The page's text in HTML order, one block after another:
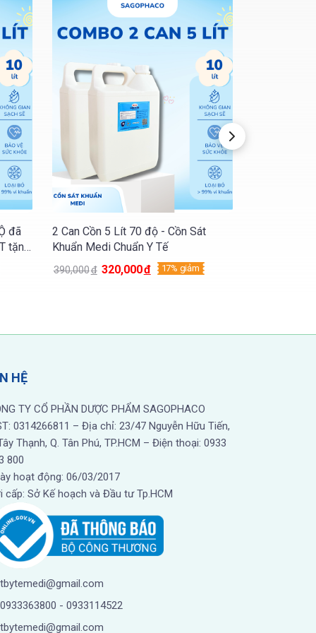
dụng cụ, bề mặt cần diệt khuẩn trong thời
Ethanol.
chất thải gây hại.
phẩm.
bệnh viện.
và gia đình. Dưới đây là một số lưu ý khi
cho vi khuẩn phát triển.
sử dụng các loại bình chứa dễ vỡ hoặc
đã
tặng
2 Can Cồn 5 Lít 70 độ - Cồn Sát
Khuẩn Medi Chuẩn Y Tế
390,000đ 320,000đ 17% giảm
HỆ
TY CỔ PHẦN DƯỢC PHẨM SAGOPHACO
0314266811 – Địa chỉ: 23/47 Nguyễn Hữu Tiến,
Thạnh, Q. Tân Phú, TP.HCM – Điện thoại: 0933
800
hoạt động: 06/03/2017
cấp: Sở Kế hoạch và Đầu tư Tp.HCM
tbytemedi@gmail.com
0933363800 -0933114522
tbytemedi@gmail.com